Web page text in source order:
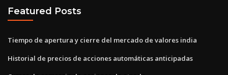
Featured Posts
Tiempo de apertura y cierre del mercado de valores india
Historial de precios de acciones automáticas anticipadas